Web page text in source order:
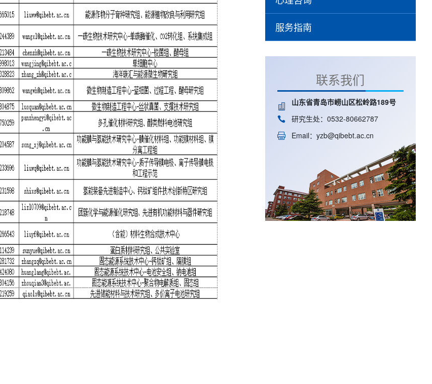
服务指南
联系我们
山东省青岛市崂山区松岭路189号
研究生处：0532-80662787
Email：yzb@qibebt.ac.cn